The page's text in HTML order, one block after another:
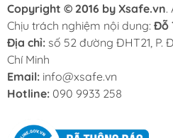
Copyright © 2016 by Xsafe.vn.
Chịu trách nghiệm nội dung: Đỗ
Địa chỉ: số 52 đường ĐHT21, P.
Chí Minh
Email: info@xsafe.vn
Hotline: 090 9933 258